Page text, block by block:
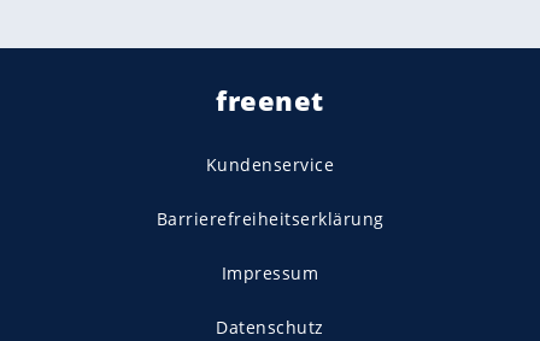
freenet
Kundenservice
Barrierefreiheitserklärung
Impressum
Datenschutz